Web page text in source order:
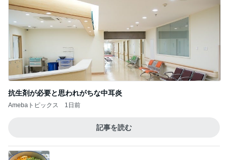
抗生剤が必要と思われがちな中耳炎
Amebaトピックス 1日前
記事を読む